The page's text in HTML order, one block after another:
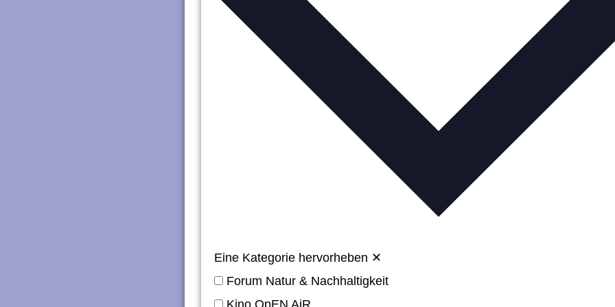
Eine Kategorie hervorheben ✕
Forum Natur & Nachhaltigkeit